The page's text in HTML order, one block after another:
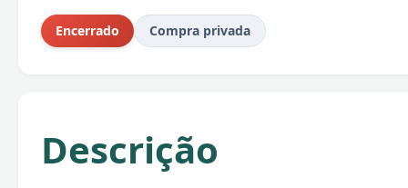
Encerrado Compra privada
Descrição